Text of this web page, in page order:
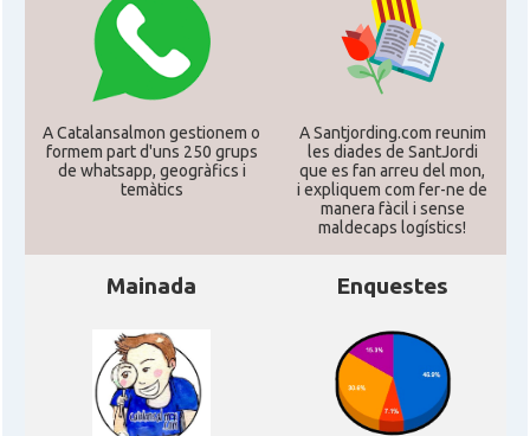
A Catalansalmon gestionem o
formem part d'uns 250 grups
de whatsapp, geogràfics i
temàtics
A Santjording.com reunim
les diades de SantJordi
que es fan arreu del mon,
i expliquem com fer-ne de
manera fàcil i sense
maldecaps logí­stics!
Mainada Enquestes